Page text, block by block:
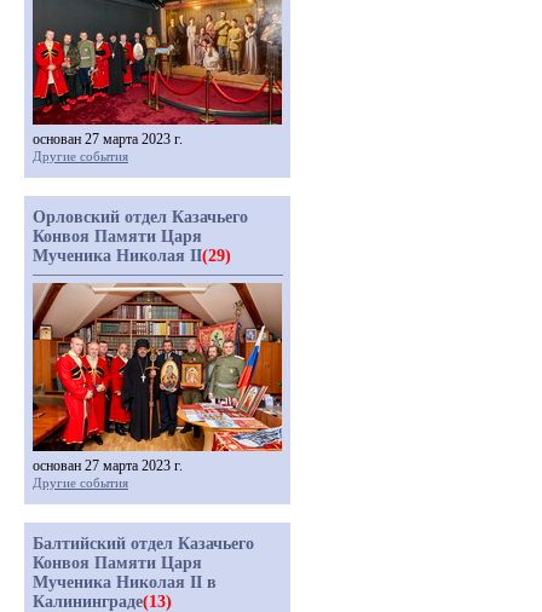
основан 27 марта 2023 г.
Другие события
Орловский отдел Казачьего
Конвоя Памяти Царя
Мученика Николая II(29)
основан 27 марта 2023 г.
Другие события
Балтийский отдел Казачьего
Конвоя Памяти Царя
Мученика Николая II в
Калининграде(13)